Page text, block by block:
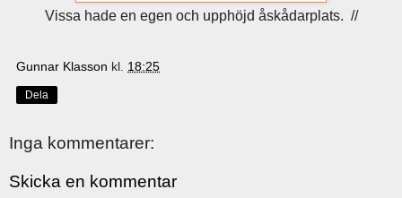
Vissa hade en egen och upphöjd åskådarplats. //
Gunnar Klasson kl. 18:25
Dela
Inga kommentarer:
Skicka en kommentar